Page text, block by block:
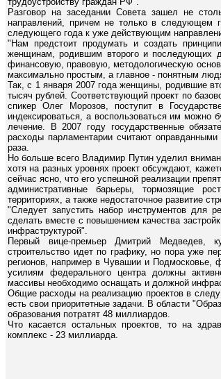
Разговор на заседании Совета зашел не
направлений, причем не только в следующем
следующего года к уже действующим
"Нам предстоит продумать и создать
женщинам, родившим второго и последующих
финансовую, правовую, методологическую
максимально простым, а главное - понятным
Так, с 1 января 2007 года женщины, родившие
тысяч рублей. Соответствующий проект по
спикер Олег Морозов, поступит в
индексироваться, а воспользоваться им можно
лечение. В 2007 году государственные
расходы парламентарии считают
раза.
Но больше всего Владимир Путин уделил
хотя на разных уровнях проект обсуждают,
сейчас ясно, что его успешной реализации
административные барьеры, тормозящие
территориях, а также недостаточное развитие
"Следует запустить набор инструментов для
сделать вместе с повышением качества
инфраструктурой".
Первый вице-премьер Дмитрий Медведев,
строительство идет по графику, но пора уже
регионов, например в Чувашии и
усилиям федерального центра должны
массивы необходимо оснащать и должной
Общие расходы на реализацию проектов в
есть свои приоритетные задачи. В области
образования потратят 48 миллиардов.
Что касается остальных проектов, то на
комплекс - 23 миллиарда.